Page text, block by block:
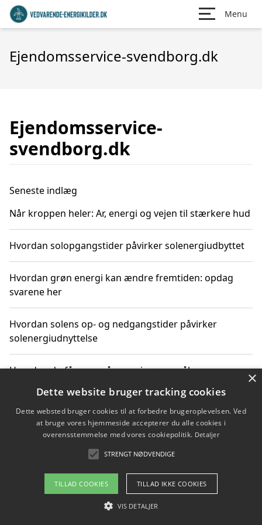
Menu
Ejendomsservice-svendborg.dk
Ejendomsservice-
svendborg.dk
Seneste indlæg
Når kroppen heler: Ar, energi og vejen til stærkere hud
Hvordan solopgangstider påvirker solenergiudbyttet
Hvordan grøn energi kan ændre fremtiden: opdag
svarene her
Hvordan solens op- og nedgangstider påvirker
solenergiudnyttelse
Hvordan du får svar på energispørgsmål om
Copyright 2026 - Pilanto Aps
Om / kontakt
Blog Betingelser
×
Dette website bruger tracking cookies
Dette websted bruger cookies til at forbedre brugeroplevelsen. Ved
at bruge vores hjemmeside accepterer du alle cookies i
overensstemmelse med vores cookiepolitik. Detaljer
STRENGT NØDVENDIGE
TILLAD COOKIES TILLAD IKKE COOKIES
VIS DETALJER